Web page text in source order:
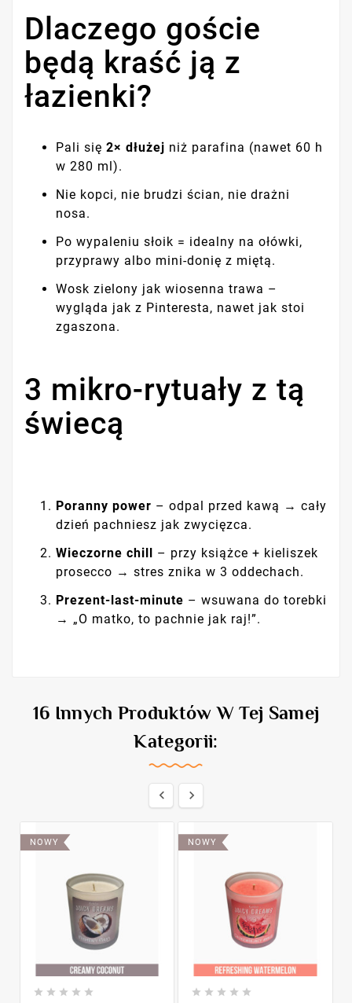
Dlaczego goście
będą kraść ją z
łazienki?
Pali się 2× dłużej niż parafina (nawet 60 h
w 280 ml).
Nie kopci, nie brudzi ścian, nie drażni
nosa.
Po wypaleniu słoik = idealny na ołówki,
przyprawy albo mini-donię z miętą.
Wosk zielony jak wiosenna trawa –
wygląda jak z Pinteresta, nawet jak stoi
zgaszona.
3 mikro-rytuały z tą
świecą
Poranny power – odpal przed kawą → cały
dzień pachniesz jak zwycięzca.
Wieczorne chill – przy książce + kieliszek
prosecco → stres znika w 3 oddechach.
Prezent-last-minute – wsuwana do torebki
→ „O matko, to pachnie jak raj!”.
16 Innych Produktów W Tej Samej
Kategorii:
 
NOWY
    
NOWY
    